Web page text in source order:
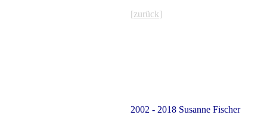
[zurück]
2002 - 2018 Susanne Fischer